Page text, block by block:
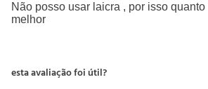
Não posso usar laicra , por isso
melhor
esta avaliação foi útil?